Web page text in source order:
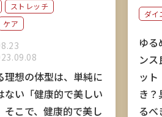
ストレッチ
ケア
理想の体型は、単純に
ない「健康的で美しい
そこで、健康的で美し
ダイ
ゆ
ン
ッ
き
るべ